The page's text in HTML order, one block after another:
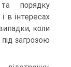
порядку
в інтересах
коли
під загрозою